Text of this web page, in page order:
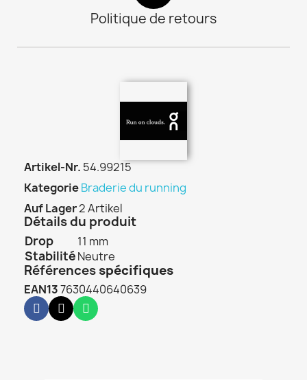
Politique de retours
Artikel-Nr. 54.99215
KategorieBraderie du running
Auf Lager2 Artikel
Détails du produit
Drop 11 mm
StabilitéNeutre
Références spécifiques
EAN137630440640639